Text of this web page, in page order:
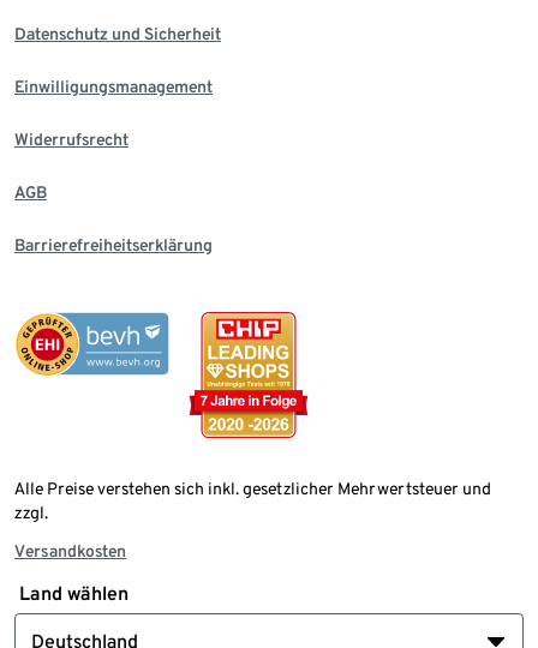
Datenschutz und Sicherheit
Einwilligungsmanagement
Widerrufsrecht
AGB
Barrierefreiheitserklärung
Alle Preise verstehen sich inkl. gesetzlicher Mehrwertsteuer und
zzgl.
Versandkosten
Land wählen
Deutschland